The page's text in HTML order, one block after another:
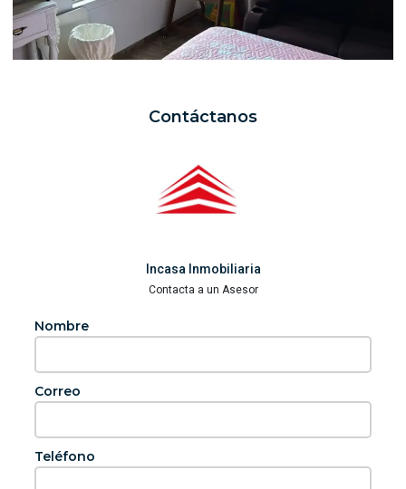
Contáctanos
Incasa Inmobiliaria
Contacta a un Asesor
Nombre
Correo
Teléfono